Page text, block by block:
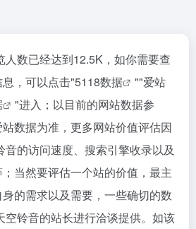
人数已经达到12.5K，如你需要查
，可以点击"5118数据 ""爱站
"进入；以目前的网站数据参
数据为准，更多网站价值评估因
的访问速度、搜索引擎收录以及
当然要评估一个站的价值，最主
的需求以及需要，一些确切的数
空铃音的站长进行洽谈提供。如该